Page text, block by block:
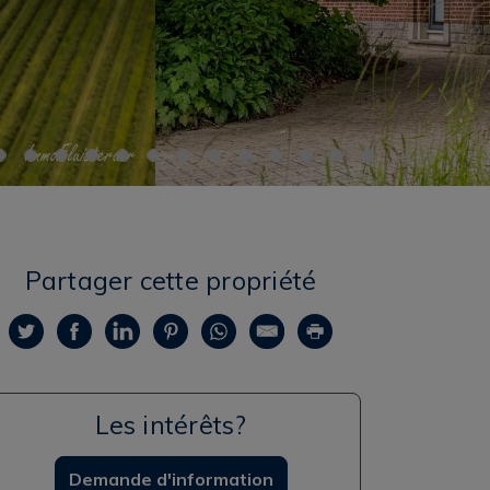
Partager cette propriété
Les intérêts?
Demande d'information